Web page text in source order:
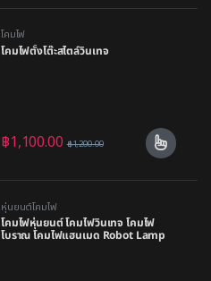
โคมไฟ
โคมไฟตั้งโต๊ะสไตล์วินเทจ
฿1,100.00 ฿1,200.00
หุ่นยนต์โคมไฟ
โคมไฟหุ่นยนต์ โคมไฟวินเทจ โคมไฟ
โบราณ โคมไฟแฮนเมด Robot Lamp